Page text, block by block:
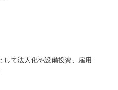
して法人化や設備投資、雇用